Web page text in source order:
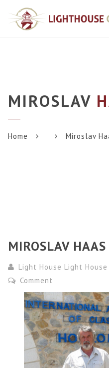
MIROSLAV
Home Miroslav
MIROSLAV HAAS
Light House Light House
Comment